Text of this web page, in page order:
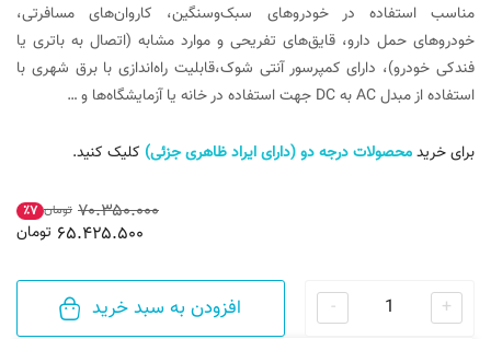
مناسب استفاده در خودروهای سبک‌وسنگین، کاروان‌های مسافرتی،
خودروهای حمل دارو، قایق‌های تفریحی و موارد مشابه (اتصال به باتری یا
فندکی خودرو)، دارای کمپرسور آنتی شوک،قابلیت راه‌اندازی با برق شهری با
استفاده از مبدل AC به DC جهت استفاده در خانه یا آزمایشگاه‌ها و …
برای خریدمحصولات درجه دو (دارای ایراد ظاهری جزئی) کلیک کنید.
۷۰.۳۵۰.۰۰۰ تومان ٪۷
۶۵.۴۲۵.۵۰۰ تومان
+
- افزودن به سبد خرید